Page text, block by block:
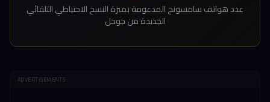
عدد هواتف سامسونج المدعومة بميزة النسخ الاحتياطي التلقائي
الجديدة من جوجل
ADVERTISEMENTS